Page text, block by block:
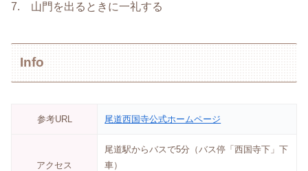
7. 山門を出るときに一礼する
Info
参考URL 尾道西国寺公式ホームページ
アクセス
尾道駅からバスで5分（バス停「西国寺下」下
車）